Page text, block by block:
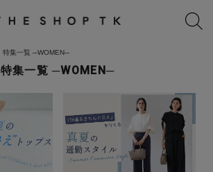
特集一覧 ─WOMEN─
特集一覧 ─WOMEN─